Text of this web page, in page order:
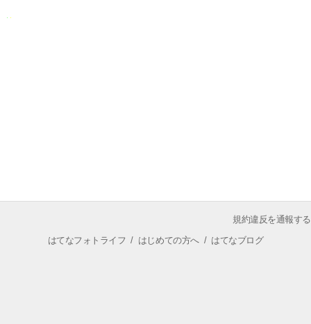
規約違反を通報する
はてなフォトライフ / はじめての方へ/ はてなブログ